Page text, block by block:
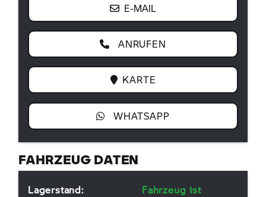
E-MAIL
ANRUFEN
KARTE
WHATSAPP
FAHRZEUG DATEN
Lagerstand:
Fahrzeug ist